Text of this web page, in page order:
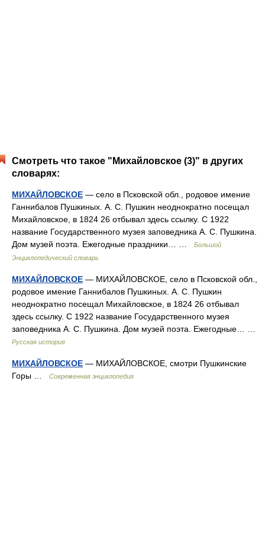
Смотреть что такое "Михайловское (3)" в других
словарях:
МИХАЙЛОВСКОЕ — село в Псковской обл., родовое имение
Ганнибалов Пушкиных. А. С. Пушкин неоднократно посещал
Михайловское, в 1824 26 отбывал здесь ссылку. С 1922
название Государственного музея заповедника А. С. Пушкина.
Дом музей поэта. Ежегодные праздники… …
Большой
Энциклопедический словарь
МИХАЙЛОВСКОЕ — МИХАЙЛОВСКОЕ, село в Псковской обл.,
родовое имение Ганнибалов Пушкиных. А. С. Пушкин
неоднократно посещал Михайловское, в 1824 26 отбывал
здесь ссылку. С 1922 название Государственного музея
заповедника А. С. Пушкина. Дом музей поэта. Ежегодные… …
Русская история
МИХАЙЛОВСКОЕ — МИХАЙЛОВСКОЕ, смотри Пушкинские
Горы …
Современная энциклопедия